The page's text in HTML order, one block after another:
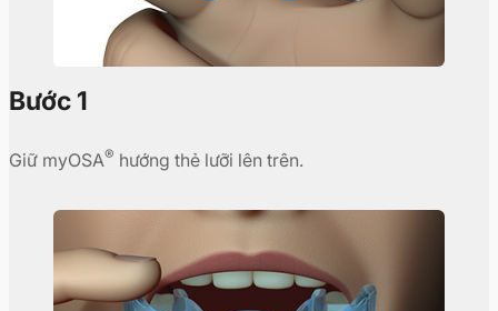
Bước 1
Giữ myOSA® hướng thẻ lưỡi lên trên.